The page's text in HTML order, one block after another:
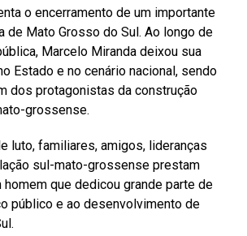
o encerramento de um importante
de Mato Grosso do Sul. Ao longo de
Marcelo Miranda deixou sua
Estado e no cenário nacional, sendo
dos protagonistas da construção
grossense.
luto, familiares, amigos, lideranças
sul-mato-grossense prestam
homem que dedicou grande parte de
público e ao desenvolvimento de